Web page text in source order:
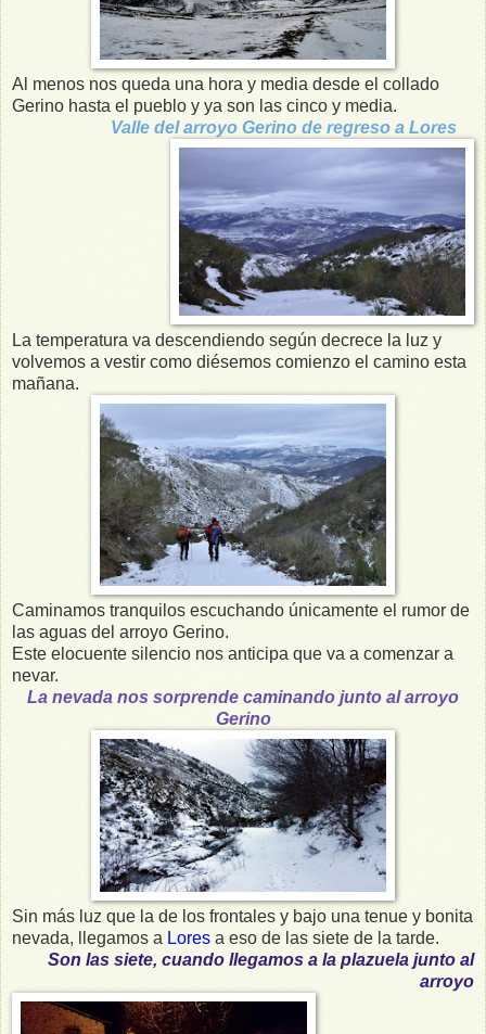
Al menos nos queda una hora y media desde el collado
Gerino hasta el pueblo y ya son las cinco y media.
Valle del arroyo Gerino de regreso a Lores
La temperatura va descendiendo según decrece la luz y
volvemos a vestir como diésemos comienzo el camino esta
mañana.
Caminamos tranquilos escuchando únicamente el rumor de
las aguas del arroyo Gerino.
Este elocuente silencio nos anticipa que va a comenzar a
nevar.
La nevada nos sorprende caminando junto al arroyo
Gerino
Sin más luz que la de los frontales y bajo una tenue y bonita
nevada, llegamos a Lores a eso de las siete de la tarde.
Son las siete, cuando llegamos a la plazuela junto al
arroyo